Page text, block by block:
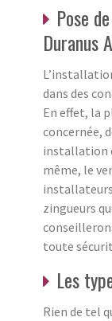
Pose
Duranus
dans des
En effet, la
concernée,
installation
même, le
zingueurs
toute
Les
Rien de tel